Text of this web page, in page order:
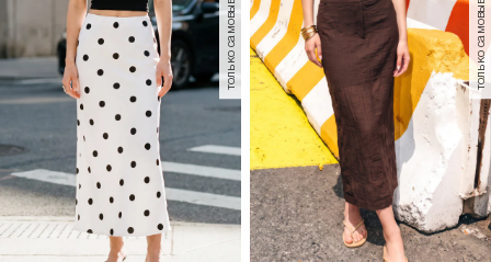
только самовывоз только самовывоз